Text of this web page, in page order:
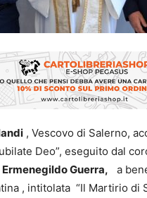
, Vescovo di Salerno,
Deo”, eseguito dal
Ermenegildo Guerra, a
, intitolata “Il Martirio di